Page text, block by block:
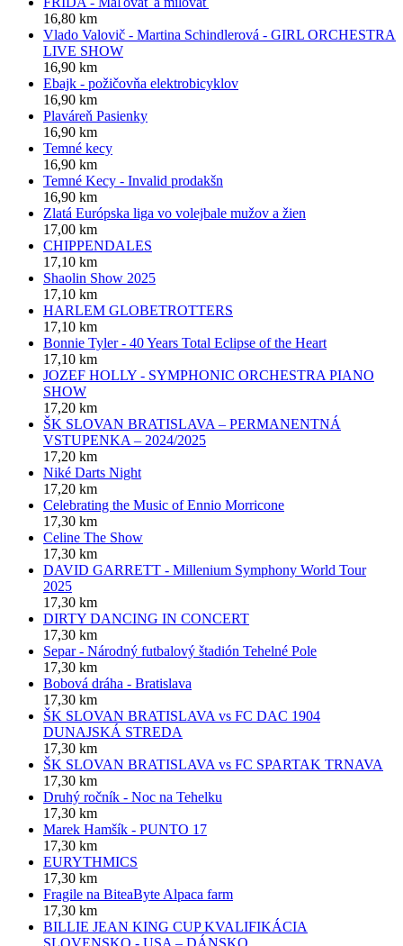
16,80 km
Vlado Valovič - Martina Schindlerová - GIRL ORCHESTRA
LIVE SHOW
16,90 km
Ebajk - požičovňa elektrobicyklov
16,90 km
Plaváreň Pasienky
16,90 km
Temné kecy
16,90 km
Temné Kecy - Invalid prodakšn
16,90 km
Zlatá Európska liga vo volejbale mužov a žien
17,00 km
CHIPPENDALES
17,10 km
Shaolin Show 2025
17,10 km
HARLEM GLOBETROTTERS
17,10 km
Bonnie Tyler - 40 Years Total Eclipse of the Heart
17,10 km
JOZEF HOLLY - SYMPHONIC ORCHESTRA PIANO
SHOW
17,20 km
ŠK SLOVAN BRATISLAVA – PERMANENTNÁ
VSTUPENKA – 2024/2025
17,20 km
Niké Darts Night
17,20 km
Celebrating the Music of Ennio Morricone
17,30 km
Celine The Show
17,30 km
DAVID GARRETT - Millenium Symphony World Tour
2025
17,30 km
DIRTY DANCING IN CONCERT
17,30 km
Separ - Národný futbalový štadión Tehelné Pole
17,30 km
Bobová dráha - Bratislava
17,30 km
ŠK SLOVAN BRATISLAVA vs FC DAC 1904
DUNAJSKÁ STREDA
17,30 km
ŠK SLOVAN BRATISLAVA vs FC SPARTAK TRNAVA
17,30 km
Druhý ročník - Noc na Tehelku
17,30 km
Marek Hamšík - PUNTO 17
17,30 km
EURYTHMICS
17,30 km
Fragile na BiteaByte Alpaca farm
17,30 km
BILLIE JEAN KING CUP KVALIFIKÁCIA